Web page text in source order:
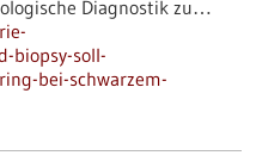
Diagnostik zu…
biopsy-soll-
bei-schwarzem-